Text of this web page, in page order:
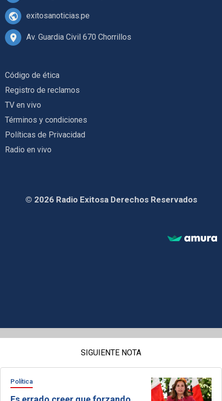
exitosanoticias.pe
Av. Guardia Civil 670 Chorrillos
Código de ética
Registro de reclamos
TV en vivo
Términos y condiciones
Políticas de Privacidad
Radio en vivo
© 2026 Radio Exitosa Derechos Reservados
SIGUIENTE NOTA
Política